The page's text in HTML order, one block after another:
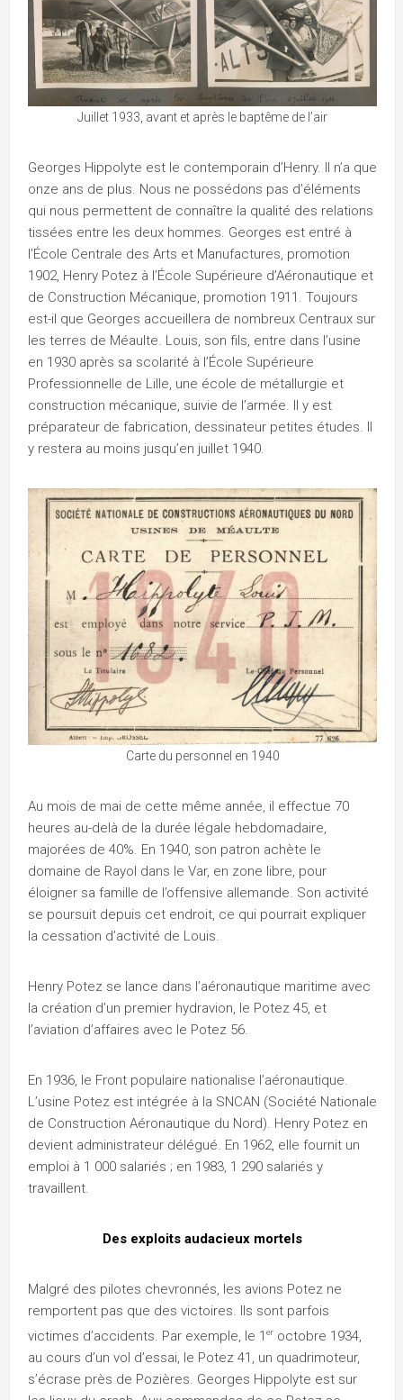
Juillet 1933, avant et après le baptême de l’air
Georges Hippolyte est le contemporain d’Henry. Il n’a que
onze ans de plus. Nous ne possédons pas d’éléments
qui nous permettent de connaître la qualité des relations
tissées entre les deux hommes. Georges est entré à
l’École Centrale des Arts et Manufactures, promotion
1902, Henry Potez à l’École Supérieure d’Aéronautique et
de Construction Mécanique, promotion 1911. Toujours
est-il que Georges accueillera de nombreux Centraux sur
les terres de Méaulte. Louis, son fils, entre dans l’usine
en 1930 après sa scolarité à l’École Supérieure
Professionnelle de Lille, une école de métallurgie et
construction mécanique, suivie de l’armée. Il y est
préparateur de fabrication, dessinateur petites études. Il
y restera au moins jusqu’en juillet 1940.
Carte du personnel en 1940
Au mois de mai de cette même année, il effectue 70
heures au-delà de la durée légale hebdomadaire,
majorées de 40%. En 1940, son patron achète le
domaine de Rayol dans le Var, en zone libre, pour
éloigner sa famille de l’offensive allemande. Son activité
se poursuit depuis cet endroit, ce qui pourrait expliquer
la cessation d’activité de Louis.
Henry Potez se lance dans l’aéronautique maritime avec
la création d’un premier hydravion, le Potez 45, et
l’aviation d’affaires avec le Potez 56.
En 1936, le Front populaire nationalise l’aéronautique.
L’usine Potez est intégrée à la SNCAN (Société Nationale
de Construction Aéronautique du Nord). Henry Potez en
devient administrateur délégué. En 1962, elle fournit un
emploi à 1 000 salariés ; en 1983, 1 290 salariés y
travaillent.
Des exploits audacieux mortels
Malgré des pilotes chevronnés, les avions Potez ne
remportent pas que des victoires. Ils sont parfois
victimes d’accidents. Par exemple, le 1 er octobre 1934,
au cours d’un vol d’essai, le Potez 41, un quadrimoteur,
s’écrase près de Pozières. Georges Hippolyte est sur